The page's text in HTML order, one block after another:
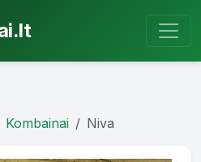
Kombainai Niva